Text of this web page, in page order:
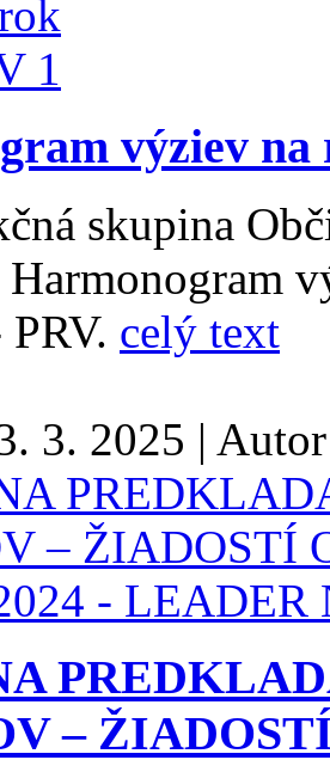
výziev na
skupina
celý text
3. 2025 |
–